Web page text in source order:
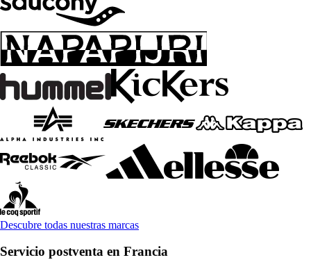
Descubre todas nuestras marcas
Servicio postventa en Francia